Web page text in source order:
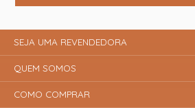
SEJA UMA REVENDEDORA
QUEM SOMOS
COMO COMPRAR